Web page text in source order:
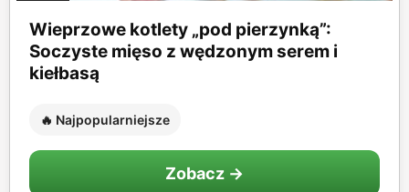
Wieprzowe kotlety „pod pierzynką”:
Soczyste mięso z wędzonym serem i
kiełbasą
🔥 Najpopularniejsze
Zobacz →